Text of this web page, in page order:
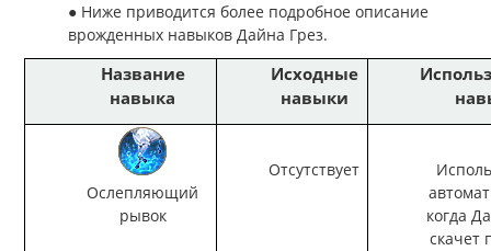
● Ниже приводится более подробное описание
врожденных навыков Дайна Грез.
Название
навыка
Исходные
навыки
Ослепляющий
рывок
Отсутствует
когда
скачет